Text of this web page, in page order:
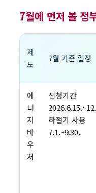
7월에 먼저 볼 정
제
도
7월 기준 일정
에
너
지
바
우
처
신청기간
하절기 사용
7.1.~9.30.